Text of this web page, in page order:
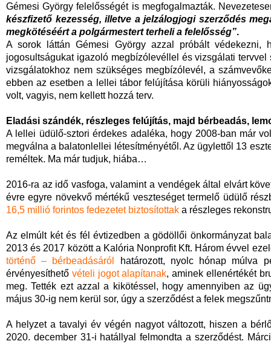
Gémesi György felelősségét is megfogalmazták.
készfizető kezesség, illetve a jelzálogjogi szerződés
megkötéséért a polgármestert terheli a felelősség”.
A sorok láttán Gémesi György azzal próbált védekezni,
jogosultságukat igazoló megbízólevéllel és vizsgálati
vizsgálatokhoz nem szükséges megbízólevél, a
ebben az esetben a lellei tábor felújítása körüli
volt, vagyis, nem kellett hozzá terv.
Eladási szándék, részleges felújítás, majd bérbeadás,
A lellei üdülő-sztori érdekes adaléka, hogy 2008-ban már
megválna a balatonlellei létesítményétől. Az ügylettől 13
reméltek. Ma már tudjuk, hiába…
2016-ra az idő vasfoga, valamint a vendégek által elvárt
évre egyre növekvő mértékű veszteséget termelő üdülő
16,5 millió forintos fedezetet biztosítottak a részleges
Az elmúlt két és fél évtizedben a gödöllői önkormányzat
2013 és 2017 között a Kalória Nonprofit Kft. Három évvel
történő – bérbeadásáról
határozott, nyolc hónap múlva
érvényesíthető vételi jogot alapítanak, aminek ellenértékét
meg. Tették ezt azzal a kikötéssel, hogy amennyiben az
május 30-ig nem kerül sor, úgy a szerződést a felek
A helyzet a tavalyi év végén nagyot változott, hiszen a
2020. december 31-i hatállyal felmondta a szerződést.